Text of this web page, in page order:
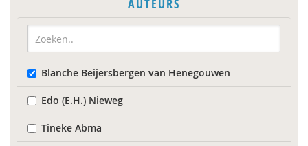
AUTEURS
Blanche Beijersbergen van Henegouwen
Edo (E.H.) Nieweg
Tineke Abma